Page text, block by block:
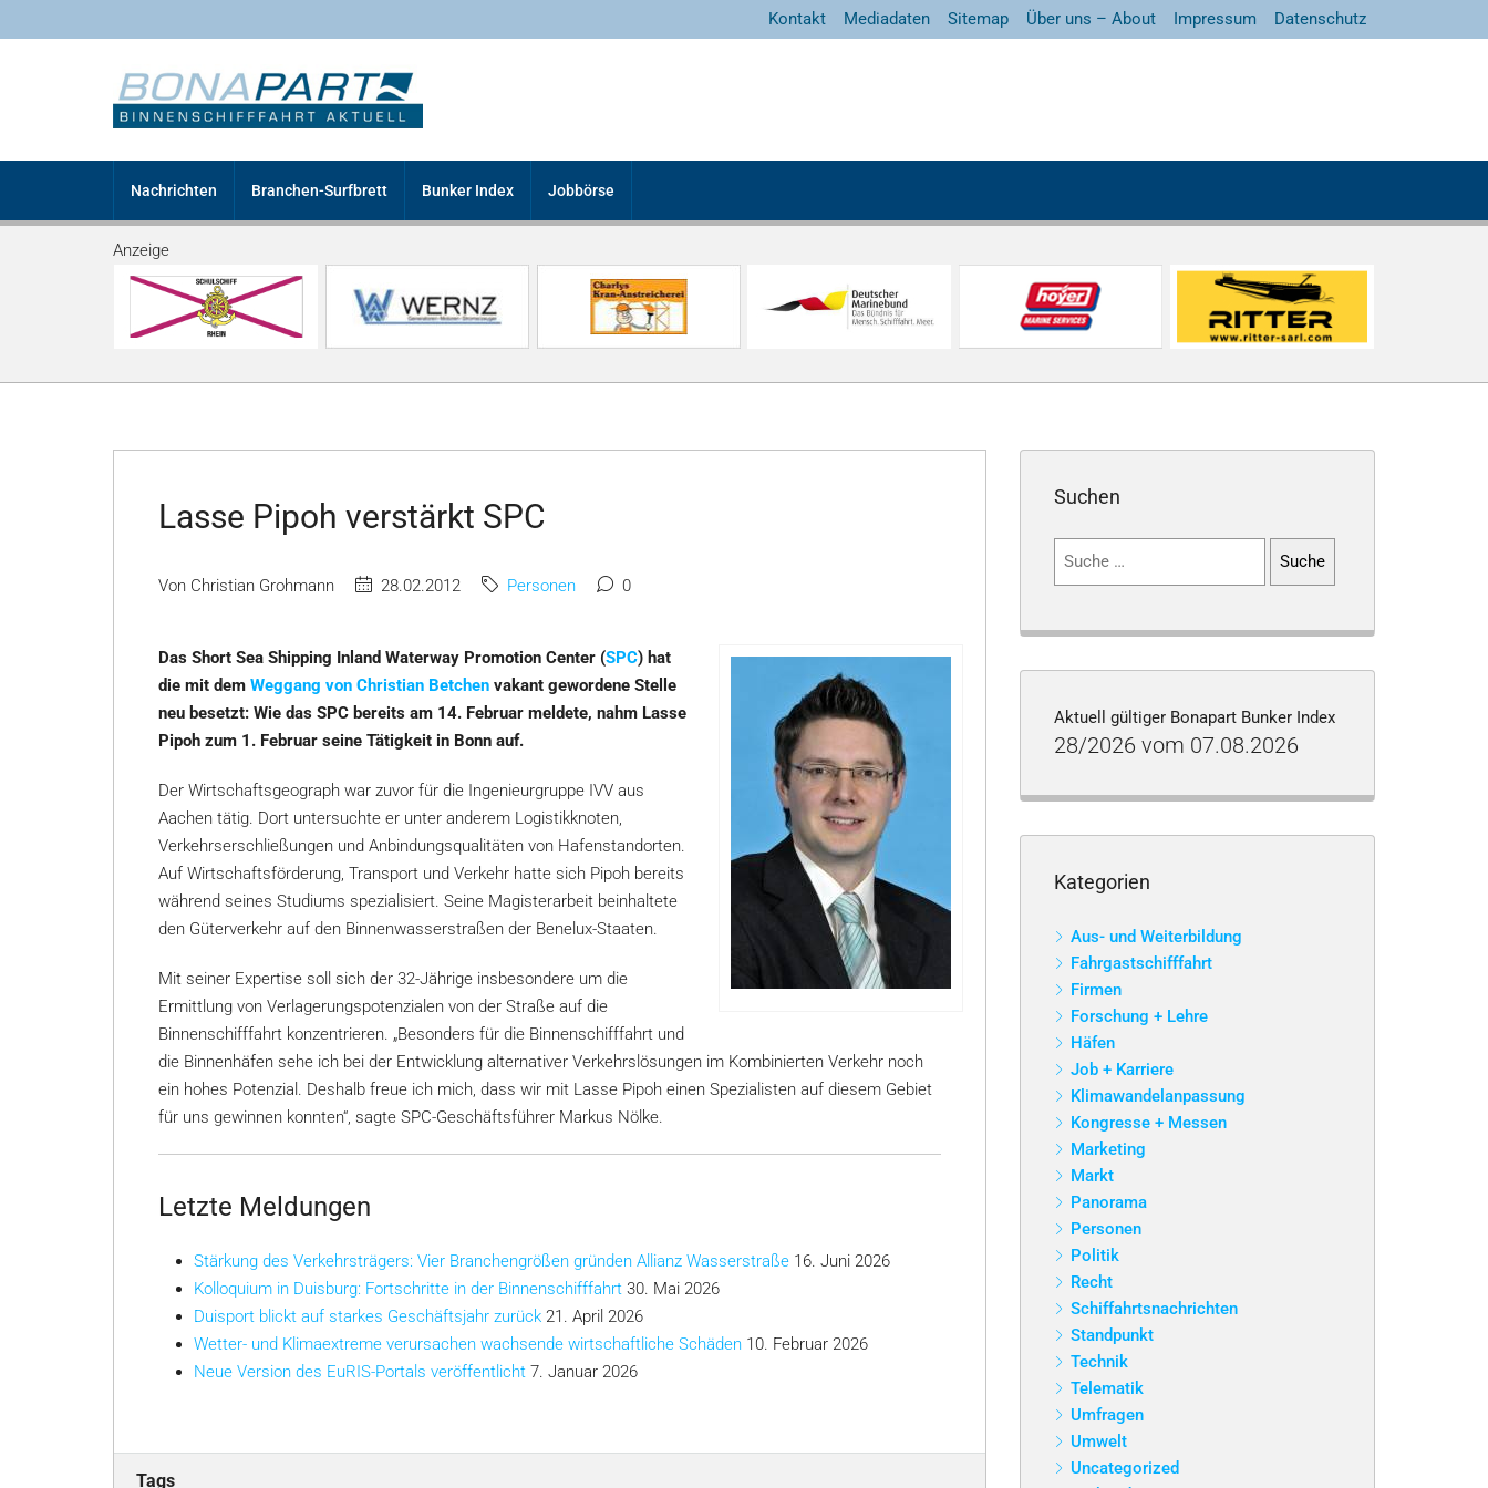
Kontakt Mediadaten Sitemap Über uns – About Impressum Datenschutz
Nachrichten Branchen-Surfbrett Bunker Index Jobbörse
Anzeige
Lasse Pipoh verstärkt SPC
Von Christian Grohmann 28.02.2012 Personen 0
Das Short Sea Shipping Inland Waterway Promotion Center (SPC) hat
die mit dem Weggang von Christian Betchen vakant gewordene Stelle
neu besetzt: Wie das SPC bereits am 14. Februar meldete, nahm Lasse
Pipoh zum 1. Februar seine Tätigkeit in Bonn auf.
Der Wirtschaftsgeograph war zuvor für die Ingenieurgruppe IVV aus
Aachen tätig. Dort untersuchte er unter anderem Logistikknoten,
Verkehrserschließungen und Anbindungsqualitäten von Hafenstandorten.
Auf Wirtschaftsförderung, Transport und Verkehr hatte sich Pipoh bereits
während seines Studiums spezialisiert. Seine Magisterarbeit beinhaltete
den Güterverkehr auf den Binnenwasserstraßen der Benelux-Staaten.
Mit seiner Expertise soll sich der 32-Jährige insbesondere um die
Ermittlung von Verlagerungspotenzialen von der Straße auf die
Binnenschifffahrt konzentrieren. „Besonders für die Binnenschifffahrt und
die Binnenhäfen sehe ich bei der Entwicklung alternativer Verkehrslösungen im Kombinierten Verkehr noch
ein hohes Potenzial. Deshalb freue ich mich, dass wir mit Lasse Pipoh einen Spezialisten auf diesem Gebiet
für uns gewinnen konnten“, sagte SPC-Geschäftsführer Markus Nölke.
Letzte Meldungen
Stärkung des Verkehrsträgers: Vier Branchengrößen gründen Allianz Wasserstraße 16. Juni 2026
Kolloquium in Duisburg: Fortschritte in der Binnenschifffahrt 30. Mai 2026
Duisport blickt auf starkes Geschäftsjahr zurück 21. April 2026
Wetter- und Klimaextreme verursachen wachsende wirtschaftliche Schäden 10. Februar 2026
Neue Version des EuRIS-Portals veröffentlicht 7. Januar 2026
Tags
Suchen
Suchen
Aktuell gültiger Bonapart Bunker Index
28/2026 vom 07.08.2026
Kategorien
Aus- und Weiterbildung
Fahrgastschifffahrt
Firmen
Forschung + Lehre
Häfen
Job + Karriere
Klimawandelanpassung
Kongresse + Messen
Marketing
Markt
Panorama
Personen
Politik
Recht
Schiffahrtsnachrichten
Standpunkt
Technik
Telematik
Umfragen
Umwelt
Uncategorized